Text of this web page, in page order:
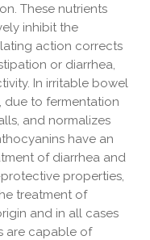
These nutrients
inhibit the
action corrects
or diarrhea,
In irritable bowel
due to fermentation
and normalizes
have an
of diarrhea and
properties,
treatment of
and in all cases
are capable of